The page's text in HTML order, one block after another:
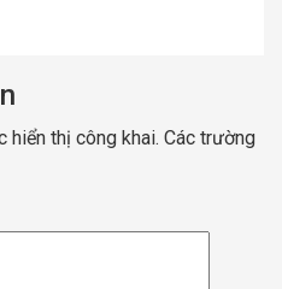
hiển thị công khai. Các trường